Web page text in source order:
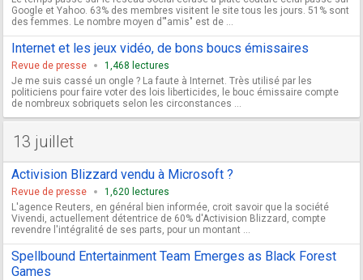
Google et Yahoo. 63% des membres visitent le site tous les jours. 51% sont
des femmes. Le nombre moyen d'"amis" est de ...
Internet et les jeux vidéo, de bons boucs émissaires
Revue de presse
1,468 lectures
Je me suis cassé un ongle ? La faute à Internet. Très utilisé par les
politiciens pour faire voter des lois liberticides, le bouc émissaire compte
de nombreux sobriquets selon les circonstances ...
13 juillet
Activision Blizzard vendu à Microsoft ?
Revue de presse
1,620 lectures
L'agence Reuters, en général bien informée, croit savoir que la société
Vivendi, actuellement détentrice de 60% d'Activision Blizzard, compte
revendre l'intégralité de ses parts, pour un montant ...
Spellbound Entertainment Team Emerges as Black Forest
Games